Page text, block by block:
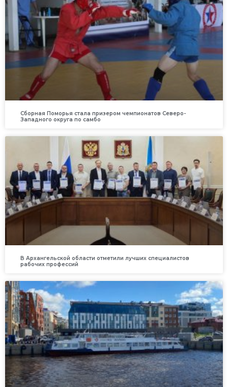
Сборная Поморья стала призером чемпионатов Северо-
Западного округа по самбо
В Архангельской области отметили лучших специалистов
рабочих профессий